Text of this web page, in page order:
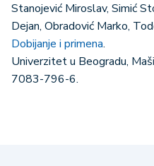
Stanojević Miroslav, Simić
Dejan, Obradović Marko,
Dobijanje i primena.
Univerzitet u Beogradu,
7083-796-6.